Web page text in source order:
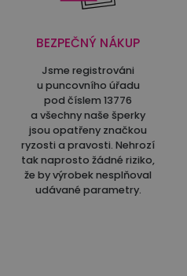
BEZPEČNÝ NÁKUP
Jsme registrováni
u puncovního úřadu
pod číslem 13776
a všechny naše šperky
jsou opatřeny značkou
ryzosti a pravosti. Nehrozí
tak naprosto žádné riziko,
že by výrobek nesplňoval
udávané parametry.